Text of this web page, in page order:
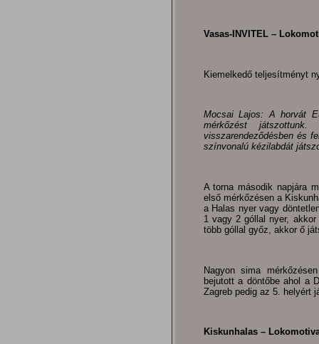
Vasas-INVITEL –
Kiemelkedő teljesítményt
Mocsai Lajos: A horvát
mérkőzést játszottunk.
visszarendeződésben és
színvonalú kézilabdát
A torna második napjára
első mérkőzésen a
a Halas nyer vagy
1 vagy 2 góllal nyer,
több góllal győz, akkor ő
Nagyon sima
bejutott a döntőbe ahol a
Zagreb pedig az 5. helyért
Kiskunhalas –